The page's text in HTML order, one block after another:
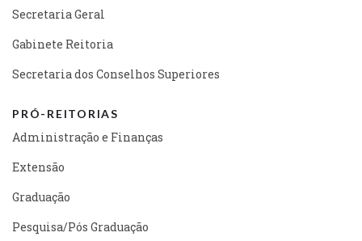
Secretaria Geral
Gabinete Reitoria
Secretaria dos Conselhos Superiores
PRÓ-REITORIAS
Administração e Finanças
Extensão
Graduação
Pesquisa/Pós Graduação